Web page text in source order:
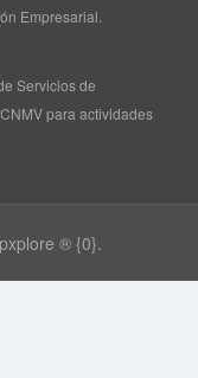
Empresarial.
Servicios de
para actividades
® {0}.